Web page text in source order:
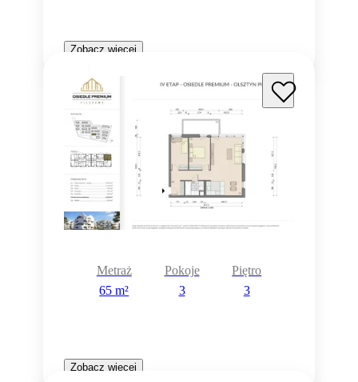
Zobacz więcej
Metraż
65 m²
Pokoje
3
Piętro
3
Zobacz więcej